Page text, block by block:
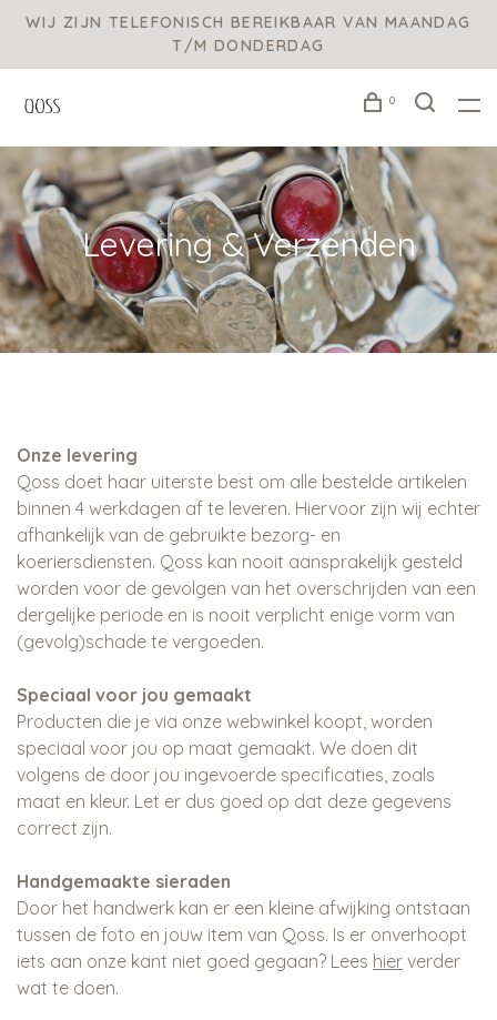
WIJ ZIJN TELEFONISCH BEREIKBAAR VAN MAANDAG
T/M DONDERDAG
0
Levering & Verzenden
Onze levering
Qoss doet haar uiterste best om alle bestelde artikelen
binnen 4 werkdagen af te leveren. Hiervoor zijn wij echter
afhankelijk van de gebruikte bezorg- en
koeriersdiensten. Qoss kan nooit aansprakelijk gesteld
worden voor de gevolgen van het overschrijden van een
dergelijke periode en is nooit verplicht enige vorm van
(gevolg)schade te vergoeden.
Speciaal voor jou gemaakt
Producten die je via onze webwinkel koopt, worden
speciaal voor jou op maat gemaakt. We doen dit
volgens de door jou ingevoerde specificaties, zoals
maat en kleur. Let er dus goed op dat deze gegevens
correct zijn.
Handgemaakte sieraden
Door het handwerk kan er een kleine afwijking ontstaan
tussen de foto en jouw item van Qoss. Is er onverhoopt
iets aan onze kant niet goed gegaan? Lees hier verder
wat te doen.